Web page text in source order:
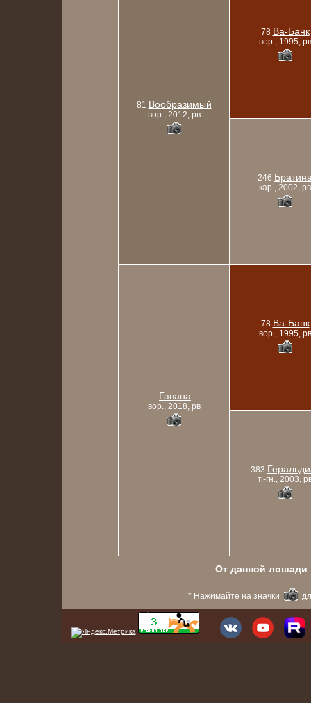
81 Вообразимый
вор., 2012, рв
78 Ва-Банк
вор., 1995, рв
246
кар., 2002, рв
Гавана
вор., 2018, рв
78 Ва-Банк
вор., 1995, рв
383
т.-гн., 2003,
От данной лошади
* Нажимайте на значки